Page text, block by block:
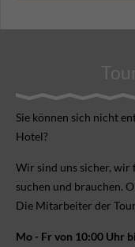
Sie können sich nicht
Hotel?
Wir sind uns sicher, wir
suchen und brauchen.
Die Mitarbeiter der
Mo - Fr von 10:00 Uhr